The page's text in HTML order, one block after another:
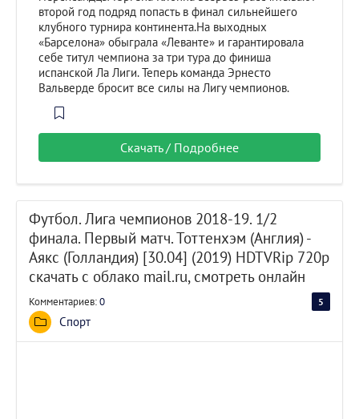
второй год подряд попасть в финал сильнейшего
клубного турнира континента.На выходных
«Барселона» обыграла «Леванте» и гарантировала
себе титул чемпиона за три тура до финиша
испанской Ла Лиги. Теперь команда Эрнесто
Вальверде бросит все силы на Лигу чемпионов.
Скачать / Подробнее
Футбол. Лига чемпионов 2018-19. 1/2
финала. Первый матч. Тоттенхэм (Англия) -
Аякс (Голландия) [30.04] (2019) HDTVRip 720p
скачать с облако mail.ru, смотреть онлайн
Комментариев:0 5
Спорт